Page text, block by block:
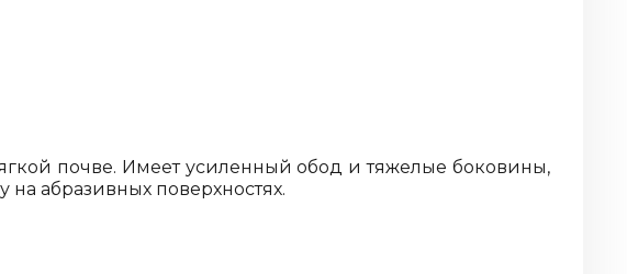
почве. Имеет усиленный обод и тяжелые боковины,
на абразивных поверхностях.